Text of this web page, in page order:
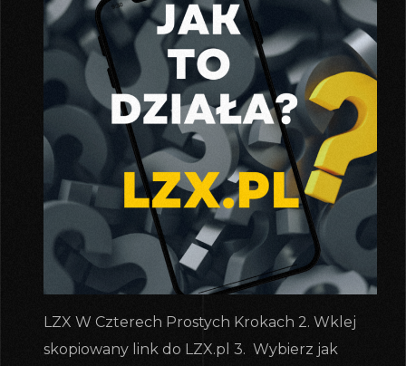
LZX W Czterech Prostych Krokach 2. Wklej
skopiowany link do LZX.pl 3. Wybierz jak